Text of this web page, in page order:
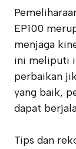
EP100
menjaga
ini meliputi
perbaikan
yang baik,
dapat
Tips dan